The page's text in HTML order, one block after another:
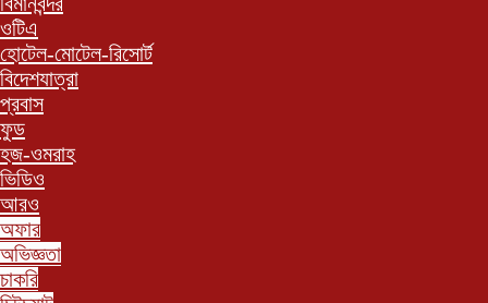
ওটিএ
হোটেল-মোটেল-রিসোর্ট
বিদেশযাত্রা
প্রবাস
ফুড
হজ-ওমরাহ
ভিডিও
আরও
অফার
অভিজ্ঞতা
চাকরি